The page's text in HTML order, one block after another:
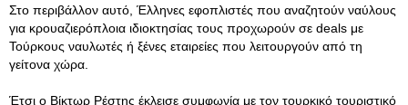
Στο περιβάλλον αυτό, Έλληνες εφοπλιστές που αναζητούν ναύλους
για κρουαζιερόπλοια ιδιοκτησίας τους προχωρούν σε deals με
Τούρκους ναυλωτές ή ξένες εταιρείες που λειτουργούν από τη
γείτονα χώρα.
Έτσι ο Βίκτωρ Ρέστης έκλεισε συμφωνία με τον τουρκικό τουριστικό